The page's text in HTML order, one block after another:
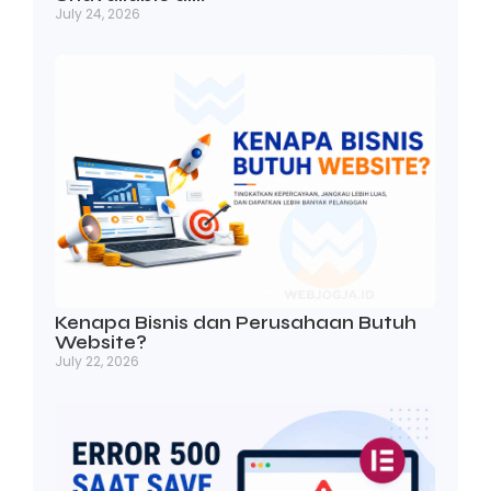
July 24, 2026
Kenapa Bisnis dan Perusahaan Butuh
Website?
July 22, 2026